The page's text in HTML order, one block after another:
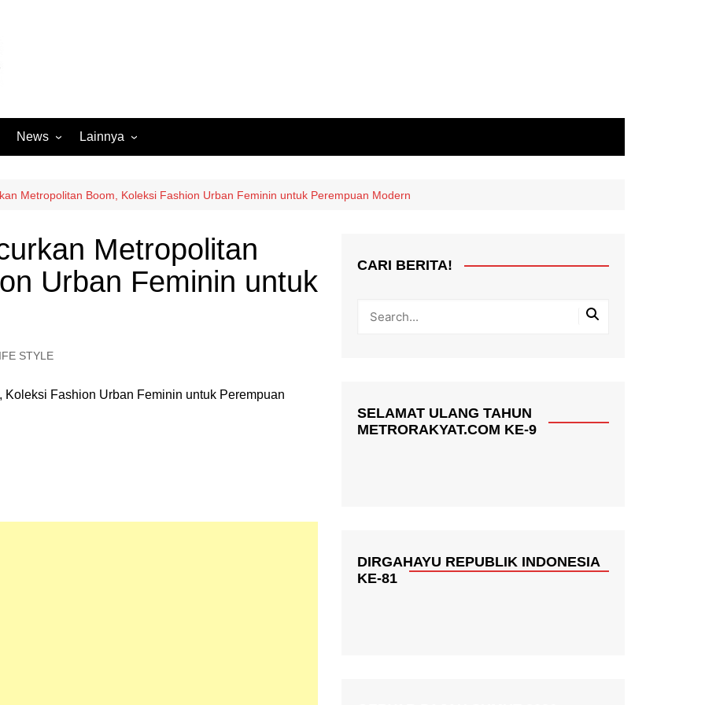
News
Internasional
Lintas Koramil – MS
Megapolitan
Peristiwa
Politik
Lainnya
Ekbis
Opini
Pendidikan
Metropolitan Boom, Koleksi Fashion Urban Feminin untuk Perempuan Modern
Metropolitan
Urban Feminin untuk
STYLE
CARI BERITA!
SELAMAT ULANG TAHUN
METRORAKYAT.COM KE-9
DIRGAHAYU REPUBLIK INDONESIA
KE-81